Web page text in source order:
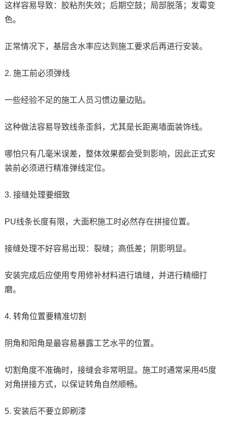
这样容易导致：胶粘剂失效；后期空鼓；局部脱落；发霉变
色。
正常情况下，基层含水率应达到施工要求后再进行安装。
2. 施工前必须弹线
一些经验不足的施工人员习惯边量边贴。
这种做法容易导致线条歪斜，尤其是长距离墙面装饰线。
哪怕只有几毫米误差，整体效果都会受到影响，因此正式安
装前必须进行精准弹线定位。
3. 接缝处理要细致
PU线条长度有限，大面积施工时必然存在拼接位置。
接缝处理不好容易出现：裂缝；高低差；阴影明显。
安装完成后应使用专用修补材料进行填缝，并进行精细打
磨。
4. 转角位置要精准切割
阴角和阳角是最容易暴露工艺水平的位置。
切割角度不准确时，接缝会非常明显。施工时通常采用45度
对角拼接方式，以保证转角自然顺畅。
5. 安装后不要立即刷漆